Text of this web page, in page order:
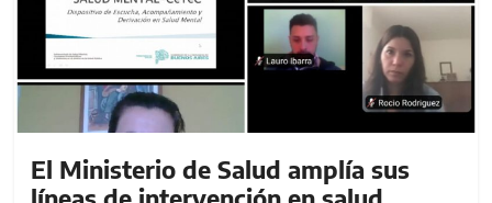
El Ministerio de Salud amplía sus